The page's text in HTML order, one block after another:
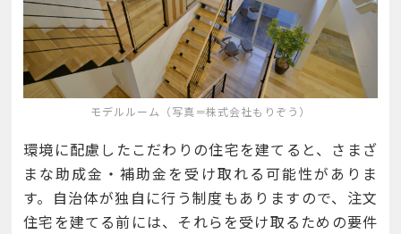
モデルルーム（写真＝株式会社もりぞう）
環境に配慮したこだわりの住宅を建てると、さまざ
まな助成金・補助金を受け取れる可能性がありま
す。自治体が独自に行う制度もありますので、注文
住宅を建てる前には、それらを受け取るための要件